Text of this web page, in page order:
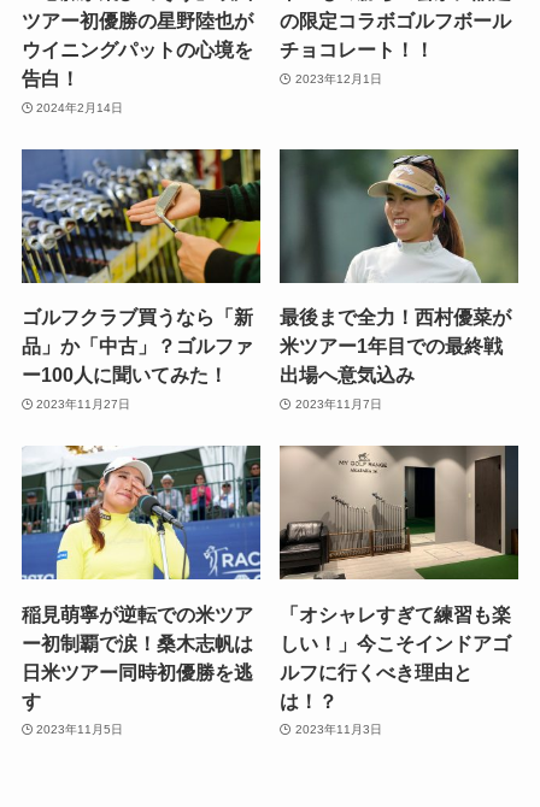
ツアー初優勝の星野陸也が
ウイニングパットの心境を
告白！
2024年2月14日
の限定コラボゴルフボール
チョコレート！！
2023年12月1日
ゴルフクラブ買うなら「新
品」か「中古」？ゴルファ
ー100人に聞いてみた！
2023年11月27日
最後まで全力！西村優菜が
米ツアー1年目での最終戦
出場へ意気込み
2023年11月7日
稲見萌寧が逆転での米ツア
ー初制覇で涙！桑木志帆は
日米ツアー同時初優勝を逃
す
2023年11月5日
「オシャレすぎて練習も楽
しい！」今こそインドアゴ
ルフに行くべき理由と
は！？
2023年11月3日